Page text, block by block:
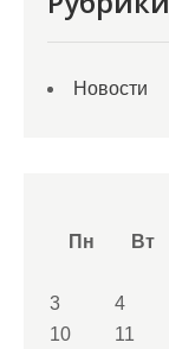
Новости
Пн
Вт
3
4
10
11